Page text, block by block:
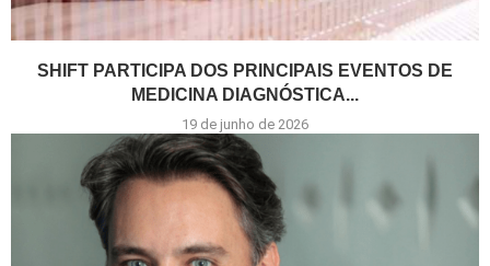
SHIFT PARTICIPA DOS PRINCIPAIS EVENTOS DE
MEDICINA DIAGNÓSTICA...
19 de junho de 2026